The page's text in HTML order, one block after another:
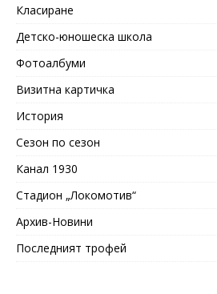
Класиране
Детско-юношеска школа
Фотоалбуми
Визитна картичка
История
Сезон по сезон
Канал 1930
Стадион „Локомотив“
Архив-Новини
Последният трофей